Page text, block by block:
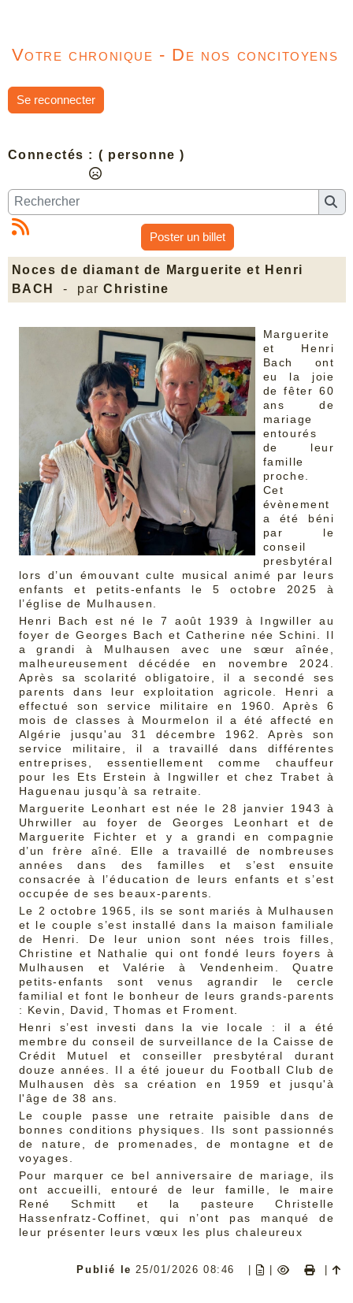
Votre chronique - De nos concitoyens
Se reconnecter
Connectés : ( personne )
Poster un billet
Noces de diamant de Marguerite et Henri
BACH
- parChristine
Marguerite
et Henri
Bach ont
eu la joie
de fêter 60
ans de
mariage
entourés
de leur
famille
proche.
Cet
évènement
a été béni
par le
conseil
presbytéral
lors d’un émouvant culte musical animé par leurs
enfants et petits-enfants le 5 octobre 2025 à
l’église de Mulhausen.
Henri Bach est né le 7 août 1939 à Ingwiller au
foyer de Georges Bach et Catherine née Schini. Il
a grandi à Mulhausen avec une sœur aînée,
malheureusement décédée en novembre 2024.
Après sa scolarité obligatoire, il a secondé ses
parents dans leur exploitation agricole. Henri a
effectué son service militaire en 1960. Après 6
mois de classes à Mourmelon il a été affecté en
Algérie jusqu'au 31 décembre 1962. Après son
service militaire, il a travaillé dans différentes
entreprises, essentiellement comme chauffeur
pour les Ets Erstein à Ingwiller et chez Trabet à
Haguenau jusqu’à sa retraite.
Marguerite Leonhart est née le 28 janvier 1943 à
Uhrwiller au foyer de Georges Leonhart et de
Marguerite Fichter et y a grandi en compagnie
d’un frère aîné. Elle a travaillé de nombreuses
années dans des familles et s’est ensuite
consacrée à l’éducation de leurs enfants et s’est
occupée de ses beaux-parents.
Le 2 octobre 1965, ils se sont mariés à Mulhausen
et le couple s’est installé dans la maison familiale
de Henri. De leur union sont nées trois filles,
Christine et Nathalie qui ont fondé leurs foyers à
Mulhausen et Valérie à Vendenheim. Quatre
petits-enfants sont venus agrandir le cercle
familial et font le bonheur de leurs grands-parents
: Kevin, David, Thomas et Froment.
Henri s’est investi dans la vie locale : il a été
membre du conseil de surveillance de la Caisse de
Crédit Mutuel et conseiller presbytéral durant
douze années. Il a été joueur du Football Club de
Mulhausen dès sa création en 1959 et jusqu'à
l'âge de 38 ans.
Le couple passe une retraite paisible dans de
bonnes conditions physiques. Ils sont passionnés
de nature, de promenades, de montagne et de
voyages.
Pour marquer ce bel anniversaire de mariage, ils
ont accueilli, entouré de leur famille, le maire
René Schmitt et la pasteure Christelle
Hassenfratz-Coffinet, qui n’ont pas manqué de
leur présenter leurs vœux les plus chaleureux
Publié le25/01/2026 08:46 |